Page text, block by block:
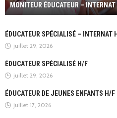
MONITEUR ÉDUCATEUR –
ÉDUCATEUR SPÉCIALISÉ – INTERNAT
juillet 29, 2026
ÉDUCATEUR SPÉCIALISÉ H/F
juillet 29, 2026
ÉDUCATEUR DE JEUNES ENFANTS H/F
juillet 17, 2026